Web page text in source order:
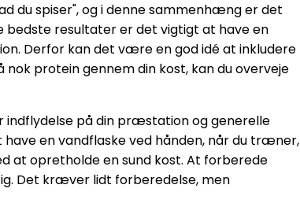
du spiser", og i denne sammenhæng er det
bedste resultater er det vigtigt at have en
Derfor kan det være en god idé at inkludere
protein gennem din kost, kan du overveje
indflydelse på din præstation og generelle
en vandflaske ved hånden, når du træner,
at opretholde en sund kost. At forberede
Det kræver lidt forberedelse, men